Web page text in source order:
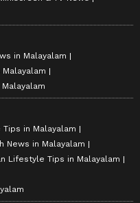
in Malayalam
Malayalam
in Malayalam
News in Malayalam
Lifestyle Tips in Malayalam